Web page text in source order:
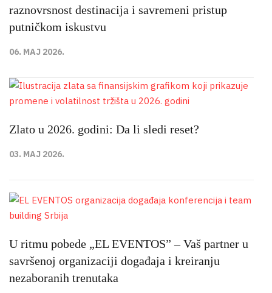
raznovrsnost destinacija i savremeni pristup
putničkom iskustvu
06. MAJ 2026.
Zlato u 2026. godini: Da li sledi reset?
03. MAJ 2026.
U ritmu pobede „EL EVENTOS” – Vaš partner u
savršenoj organizaciji događaja i kreiranju
nezaboranih trenutaka